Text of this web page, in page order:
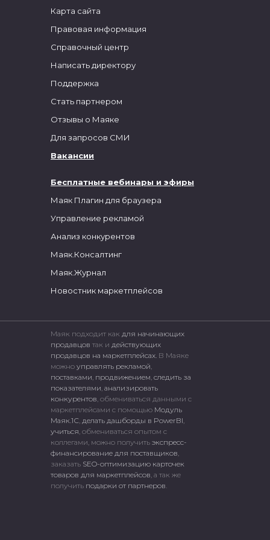
Бесплатные вебинары и эфиры
Маяк Плагин для браузера
Управление рекламой
Анализ конкурентов
Маяк.Консалтинг
Маяк.Журнал
Новостник маркетплейсов
Карта сайта
Правовая информация
Справочный центр
Написать директору
Поддержка
Стать партнером
Отзывы о Маяке
Для запросов СМИ
Вакансии
Маяк подходит как для начинающих
продавцов так и действующих
продавцов на маркетплейсах. В Маяке
можно управлять рекламой
поставками продвижением следить за
показателями анализировать
конкурентов , обмениваться данными с
маркетплейсами c помощью Модуль
Маяк.1С делать дашборды в PowerBI
учиться , обмениваться опытом с
коллегами, можно получить экспресс-
финансирование для поставщиков
заказать SEO-оптимизацию карточек
товаров для маркетплейсов , а так же
получить подарки от партнеров